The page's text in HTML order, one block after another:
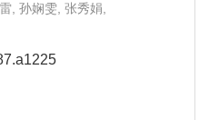
, 孙娴雯, 张秀娟,